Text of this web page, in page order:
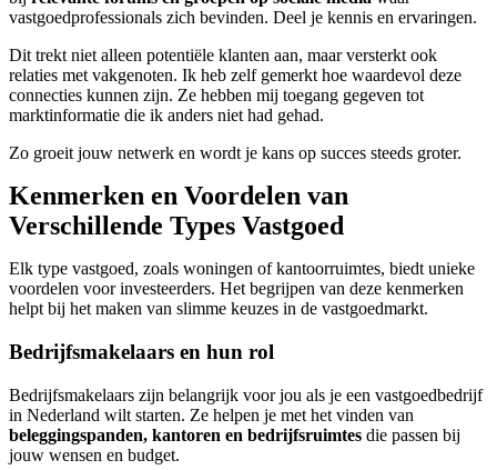
vastgoedprofessionals zich bevinden. Deel je kennis en ervaringen.
Dit trekt niet alleen potentiële klanten aan, maar versterkt ook
relaties met vakgenoten. Ik heb zelf gemerkt hoe waardevol deze
connecties kunnen zijn. Ze hebben mij toegang gegeven tot
marktinformatie die ik anders niet had gehad.
Zo groeit jouw netwerk en wordt je kans op succes steeds groter.
Kenmerken en Voordelen van
Verschillende Types Vastgoed
Elk type vastgoed, zoals woningen of kantoorruimtes, biedt unieke
voordelen voor investeerders. Het begrijpen van deze kenmerken
helpt bij het maken van slimme keuzes in de vastgoedmarkt.
Bedrijfsmakelaars en hun rol
Bedrijfsmakelaars zijn belangrijk voor jou als je een vastgoedbedrijf
in Nederland wilt starten. Ze helpen je met het vinden van
beleggingspanden, kantoren en bedrijfsruimtes die passen bij
jouw wensen en budget.